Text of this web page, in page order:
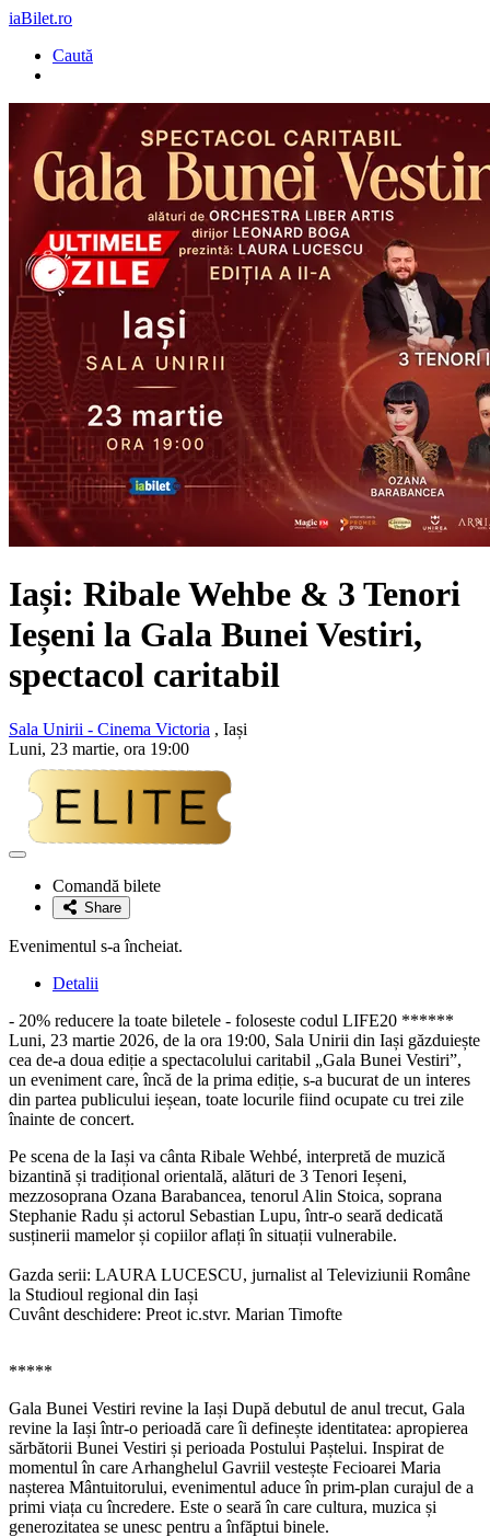
iaBilet.ro
Caută
Iași: Ribale Wehbe & 3 Tenori
Ieșeni la Gala Bunei Vestiri,
spectacol caritabil
Sala Unirii - Cinema Victoria , Iași
Luni, 23 martie, ora 19:00
Adaugă
favoriteComandă bilete
Share
Evenimentul s-a încheiat.
Detalii
- 20% reducere la toate biletele - foloseste codul LIFE20 ******
Luni, 23 martie 2026, de la ora 19:00, Sala Unirii din Iași găzduiește
cea de-a doua ediție a spectacolului caritabil „Gala Bunei Vestiri”,
un eveniment care, încă de la prima ediție, s-a bucurat de un interes
din partea publicului ieșean, toate locurile fiind ocupate cu trei zile
înainte de concert.
Pe scena de la Iași va cânta Ribale Wehbé, interpretă de muzică
bizantină și tradițional orientală, alături de 3 Tenori Ieșeni,
mezzosoprana Ozana Barabancea, tenorul Alin Stoica, soprana
Stephanie Radu și actorul Sebastian Lupu, într-o seară dedicată
susținerii mamelor și copiilor aflați în situații vulnerabile.
Gazda serii: LAURA LUCESCU, jurnalist al Televiziunii Române
la Studioul regional din Iași
Cuvânt deschidere: Preot ic.stvr. Marian Timofte
*****
Gala Bunei Vestiri revine la Iași După debutul de anul trecut, Gala
revine la Iași într-o perioadă care îi definește identitatea: apropierea
sărbătorii Bunei Vestiri și perioada Postului Paștelui. Inspirat de
momentul în care Arhanghelul Gavriil vestește Fecioarei Maria
nașterea Mântuitorului, evenimentul aduce în prim-plan curajul de a
primi viața cu încredere. Este o seară în care cultura, muzica și
generozitatea se unesc pentru a înfăptui binele.